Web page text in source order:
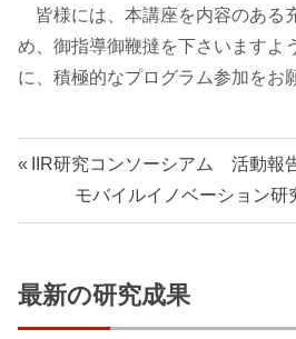
皆様には、本講座を内容のある
め、御指導御鞭撻を下さいますよ
に、積極的なプログラム参加をお
投
稿
ビ
前
記
IIR研究コンソーシアム 活動報
次
の
事:
モバイルイノベーション研
最新の研究成果